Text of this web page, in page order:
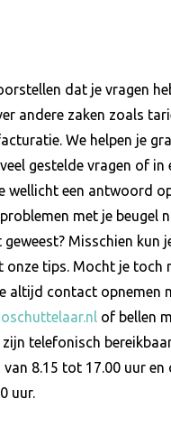
dat je vragen
andere zaken zoals
We helpen je
gestelde vragen of in
wellicht een antwoord
met je beugel
Misschien kun
onze tips. Mocht je toch
altijd contact opnemen
of bellen
zijn telefonisch
8.15 tot 17.00 uur en
uur.